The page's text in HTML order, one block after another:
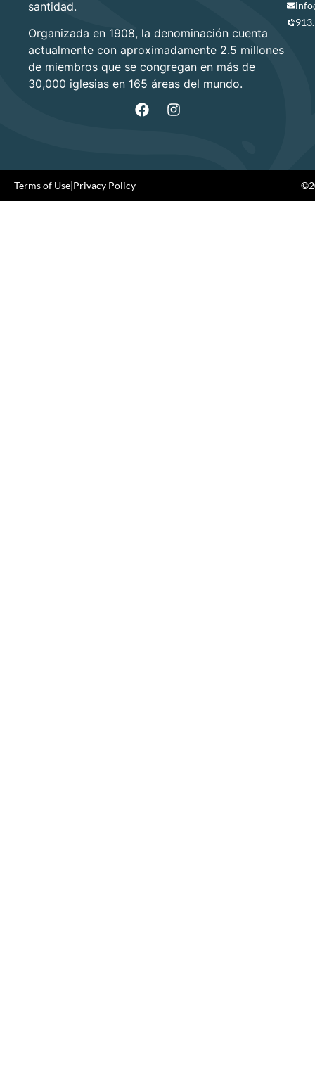
santidad.
Organizada en 1908, la denominación cuenta
actualmente con aproximadamente 2.5 millones
de miembros que se congregan en más de
30,000 iglesias en 165 áreas del mundo.
Terms of Use|Privacy Policy